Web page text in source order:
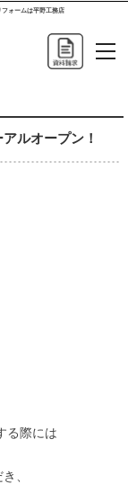
ォームは平野工務店
ルオープン！
る際には
、